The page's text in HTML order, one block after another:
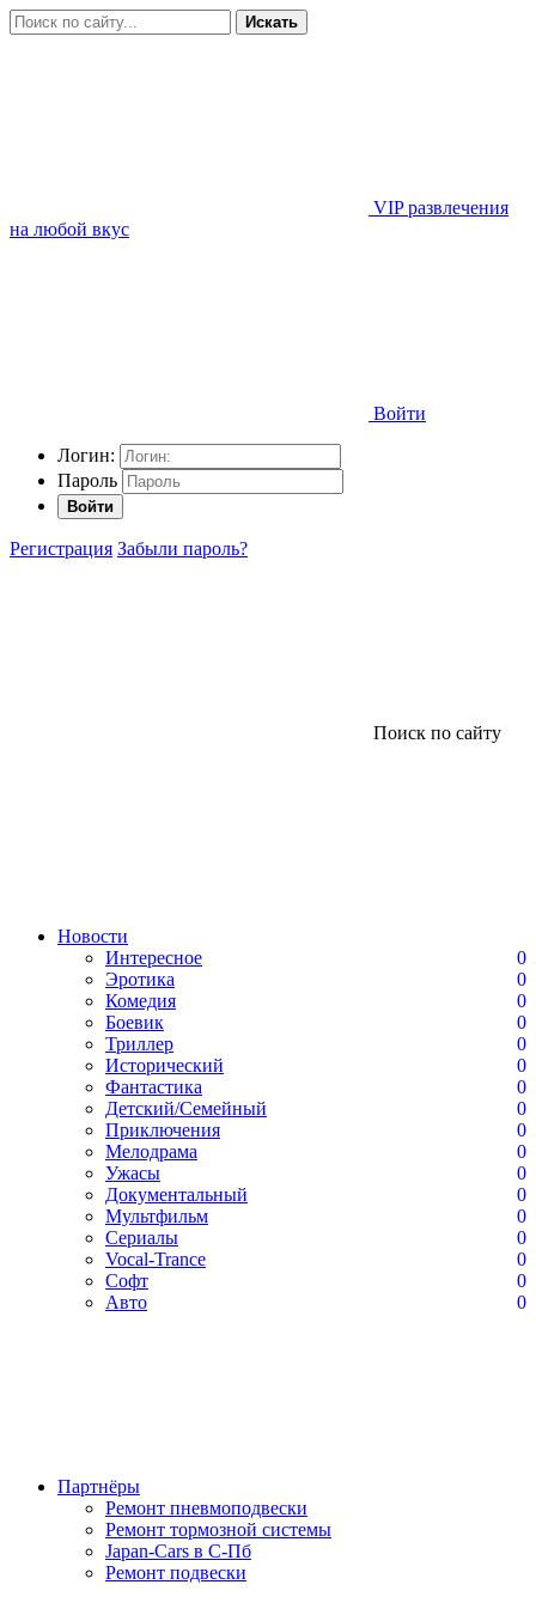
Искать
VIP развлечения
на любой вкус
Войти
Логин:
Пароль
Войти
Регистрация Забыли пароль?
Поиск по сайту
Новости
Интересное
0
Эротика
0
Комедия
0
Боевик
0
Триллер
0
Исторический
0
Фантастика
0
Детский/Семейный
0
Приключения
0
Мелодрама
0
Ужасы
0
Документальный
0
Мультфильм
0
Сериалы
0
Vocal-Trance
0
Софт
0
Авто
0
Партнёры
Ремонт пневмоподвески
Ремонт тормозной системы
Japan-Cars в С-Пб
Ремонт подвески